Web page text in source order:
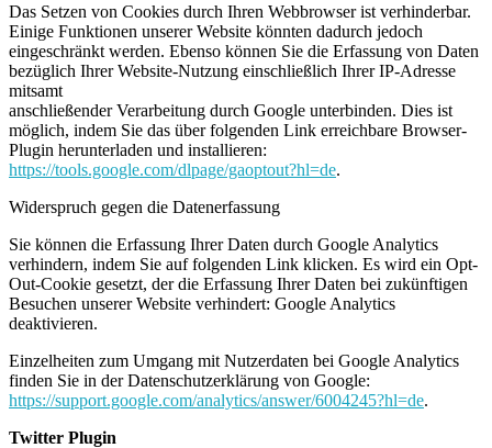
Das Setzen von Cookies durch Ihren Webbrowser ist verhinderbar.
Einige Funktionen unserer Website könnten dadurch jedoch
eingeschränkt werden. Ebenso können Sie die Erfassung von Daten
bezüglich Ihrer Website-Nutzung einschließlich Ihrer IP-Adresse
mitsamt
anschließender Verarbeitung durch Google unterbinden. Dies ist
möglich, indem Sie das über folgenden Link erreichbare Browser-
Plugin herunterladen und installieren:
https://tools.google.com/dlpage/gaoptout?hl=de.
Widerspruch gegen die Datenerfassung
Sie können die Erfassung Ihrer Daten durch Google Analytics
verhindern, indem Sie auf folgenden Link klicken. Es wird ein Opt-
Out-Cookie gesetzt, der die Erfassung Ihrer Daten bei zukünftigen
Besuchen unserer Website verhindert: Google Analytics
deaktivieren.
Einzelheiten zum Umgang mit Nutzerdaten bei Google Analytics
finden Sie in der Datenschutzerklärung von Google:
https://support.google.com/analytics/answer/6004245?hl=de.
Twitter Plugin